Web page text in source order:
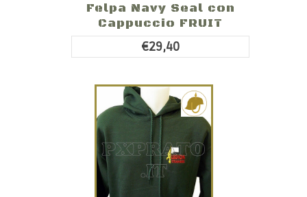
Felpa Navy Seal con
Cappuccio FRUIT
€29,40